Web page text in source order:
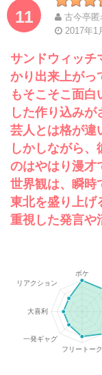
11
古今亭
2017年1
サンドウィッチ
かり出来上がっ
もそこそこ面白
した作り込み
芸人とは格が違
しかしながら
のはやはり漫才
世界観は、瞬時
東北を盛り上げ
重視した発言や